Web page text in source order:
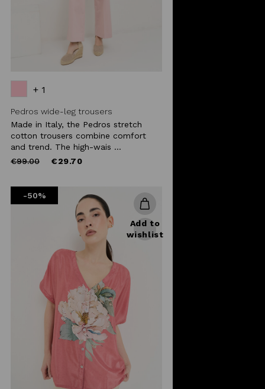
+ 1
Pedros wide-leg trousers
Made in Italy, the Pedros stretch
cotton trousers combine comfort
and trend. The high-wais ...
Price
€99.00to €29.70
-50%
Add to
wishlist